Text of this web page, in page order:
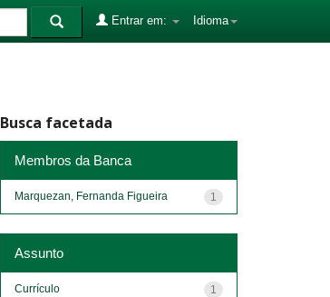
Idioma
Entrar em:
Busca facetada
Membros da Banca
1
Marquezan, Fernanda Figueira
Assunto
1
Currículo